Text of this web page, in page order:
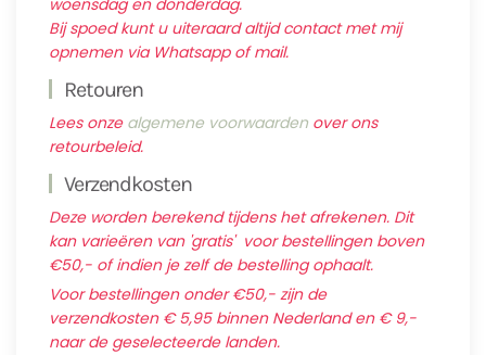
woensdag en donderdag.
Bij spoed kunt u uiteraard altijd contact met mij
opnemen via Whatsapp of mail.
Retouren
Lees onze algemene voorwaarden over ons
retourbeleid.
Verzendkosten
Deze worden berekend tijdens het afrekenen. Dit
kan varieëren van 'gratis' voor bestellingen boven
€50,- of indien je zelf de bestelling ophaalt.
Voor bestellingen onder €50,- zijn de
verzendkosten € 5,95 binnen Nederland en € 9,-
naar de geselecteerde landen.